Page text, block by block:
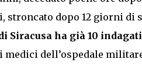
stroncato dopo 12 giorni di
Siracusa ha già 10
dell’ospedale